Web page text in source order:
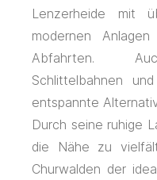
Lenzerheide mit
modernen
Abfahrten.
Schlittelbahnen
entspannte
Durch seine ruhige
die Nähe zu
Churwalden der